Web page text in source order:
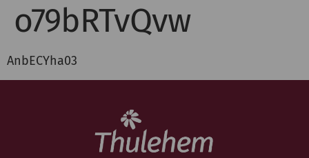
o79bRTvQvw
AnbECYha03